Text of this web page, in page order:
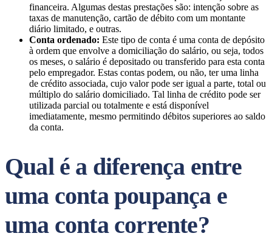
financeira. Algumas destas prestações são: intenção sobre as
taxas de manutenção, cartão de débito com um montante
diário limitado, e outras.
Conta ordenado: Este tipo de conta é uma conta de depósito
à ordem que envolve a domiciliação do salário, ou seja, todos
os meses, o salário é depositado ou transferido para esta conta
pelo empregador. Estas contas podem, ou não, ter uma linha
de crédito associada, cujo valor pode ser igual a parte, total ou
múltiplo do salário domiciliado. Tal linha de crédito pode ser
utilizada parcial ou totalmente e está disponível
imediatamente, mesmo permitindo débitos superiores ao saldo
da conta.
Qual é a diferença entre
uma conta poupança e
uma conta corrente?